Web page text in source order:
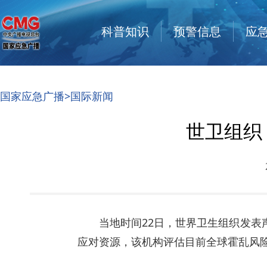
科普知识 预警信息 应
国家应急广播>国际新闻
世卫组
当地时间22日，世界卫生组织发
应对资源，该机构评估目前全球霍乱风